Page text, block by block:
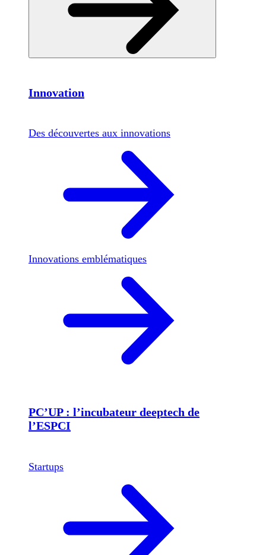
Innovation
Des découvertes aux innovations
Innovations emblématiques
PC’UP : l’incubateur deeptech de
l’ESPCI
Startups